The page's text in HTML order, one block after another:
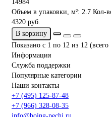
14984
Объем в упаковки, м²: 2.7 Кол-
4320 руб.
В корзину
Показано с 1 по 12 из 12 (всего
Информация
Служба поддержки
Популярные категории
Наши контакты
+7 (495) 125-87-48
+7 (966) 328-08-35